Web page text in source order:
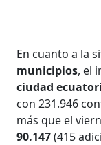
En cuanto a la
municipios, el
ciudad
con 231.946
más que el
90.147(415